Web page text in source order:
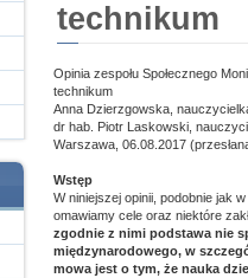
technikum
Opinia zespołu Społecznego
technikum
Anna Dzierzgowska,
dr hab. Piotr Laskowski,
Warszawa, 06.08.2017
Wstęp
W niniejszej opinii, podobnie jak
omawiamy cele oraz niektóre
zgodnie z nimi podstawa nie
międzynarodowego, w
mowa jest o tym, że nauka